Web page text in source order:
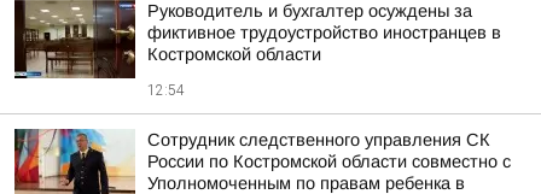
Руководитель и бухгалтер осуждены за
фиктивное трудоустройство иностранцев в
Костромской области
12:54
Сотрудник следственного управления СК
России по Костромской области совместно с
Уполномоченным по правам ребенка в